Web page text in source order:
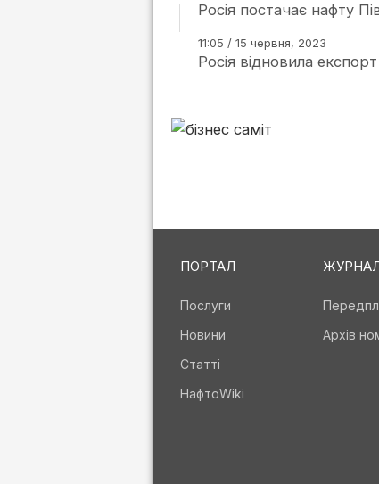
Росія постачає нафту
11:05 / 15 червня, 2023
Росія відновила
ПОРТАЛ
Послуги
Новини
Статті
НафтоWiki
Архів